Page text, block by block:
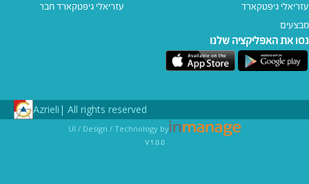
עזריאלי גיפטקארד
מבצעים
עזריאלי גיפטקארד חבר‎
נסו את האפליקציה שלנו
All rights reserved |
Azrieli
UI / Design / Technology by
v1.0.0